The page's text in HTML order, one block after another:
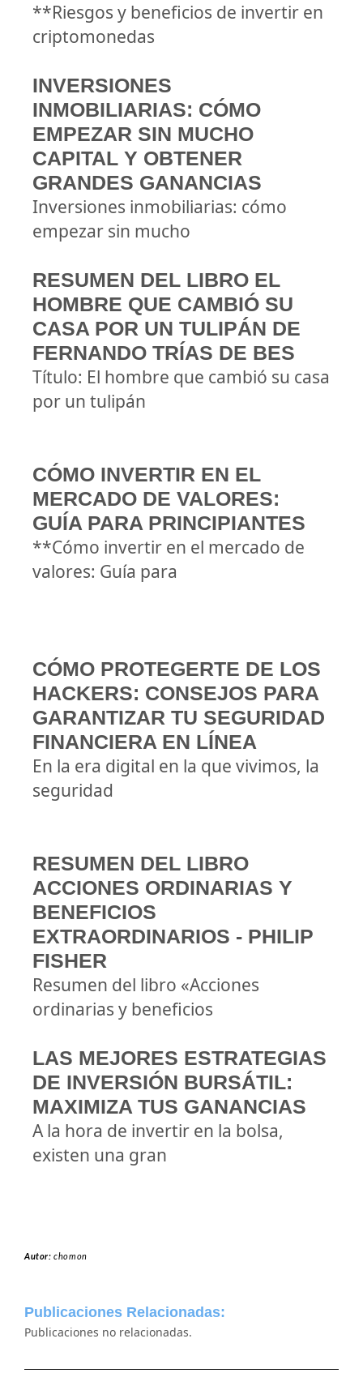
**Riesgos y beneficios de invertir en
criptomonedas
INVERSIONES
INMOBILIARIAS: CÓMO
EMPEZAR SIN MUCHO
CAPITAL Y OBTENER
GRANDES GANANCIAS
Inversiones inmobiliarias: cómo
empezar sin mucho
RESUMEN DEL LIBRO EL
HOMBRE QUE CAMBIÓ SU
CASA POR UN TULIPÁN DE
FERNANDO TRÍAS DE BES
Título: El hombre que cambió su casa
por un tulipán
CÓMO INVERTIR EN EL
MERCADO DE VALORES:
GUÍA PARA PRINCIPIANTES
**Cómo invertir en el mercado de
valores: Guía para
CÓMO PROTEGERTE DE LOS
HACKERS: CONSEJOS PARA
GARANTIZAR TU SEGURIDAD
FINANCIERA EN LÍNEA
En la era digital en la que vivimos, la
seguridad
RESUMEN DEL LIBRO
ACCIONES ORDINARIAS Y
BENEFICIOS
EXTRAORDINARIOS - PHILIP
FISHER
Resumen del libro «Acciones
ordinarias y beneficios
LAS MEJORES ESTRATEGIAS
DE INVERSIÓN BURSÁTIL:
MAXIMIZA TUS GANANCIAS
A la hora de invertir en la bolsa,
existen una gran
Autor:chomon
Publicaciones Relacionadas:
Publicaciones no relacionadas.